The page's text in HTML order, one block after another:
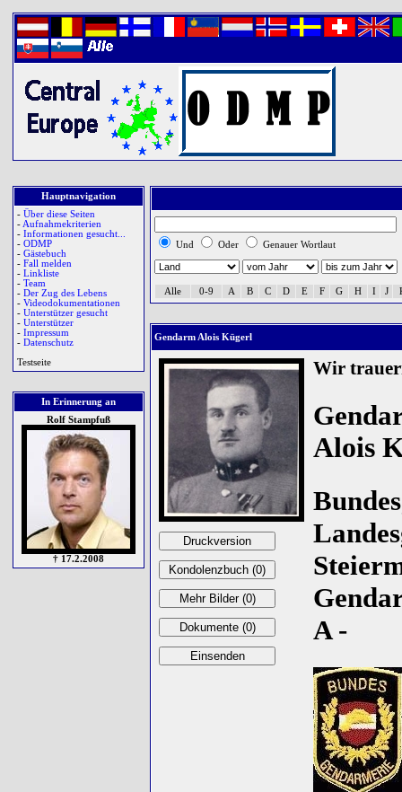
Hauptnavigation
- Über diese Seiten
- Aufnahmekriterien
- Informationen gesucht...
- ODMP
- Gästebuch
- Fall melden
- Linkliste
- Team
- Der Zug des Lebens
- Videodokumentationen
- Unterstützer gesucht
- Unterstützer
- Impressum
- Datenschutz
Testseite
In Erinnerung an
Rolf Stampfuß
† 17.2.2008
Und Oder Genauer Wortlaut
Alle 0-9 A B C D E F G H I J
Gendarm Alois Kügerl
Wir
Alois
A -